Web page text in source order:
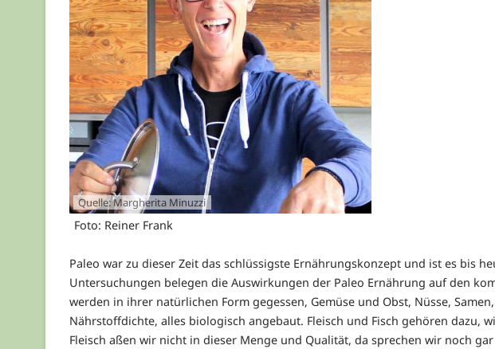
Quelle: Margherita Minuzzi
Foto: Reiner Frank
Paleo war zu dieser Zeit das schlüssigste Ernährungskonzept und ist es bis
Untersuchungen belegen die Auswirkungen der Paleo Ernährung auf den
werden in ihrer natürlichen Form gegessen, Gemüse und Obst, Nüsse,
Nährstoffdichte, alles biologisch angebaut. Fleisch und Fisch gehören dazu,
Fleisch aßen wir nicht in dieser Menge und Qualität, da sprechen wir noch